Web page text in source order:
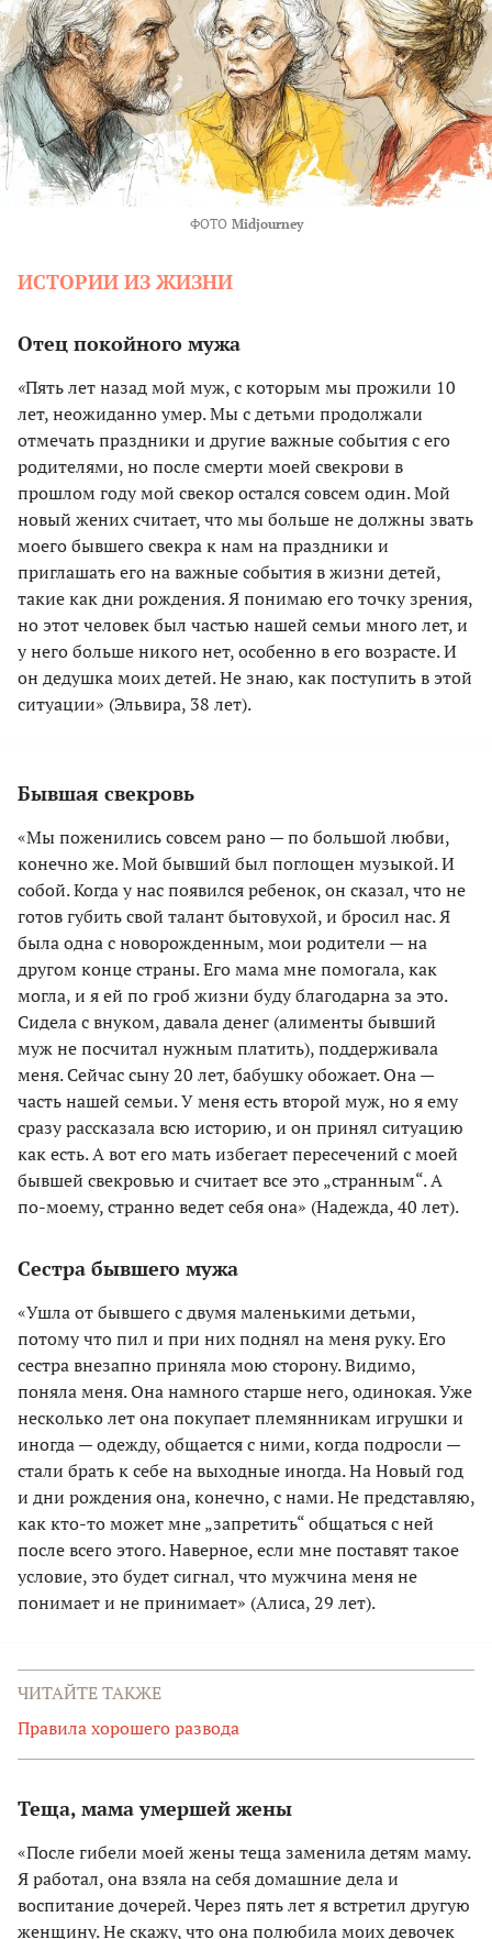
ФОТО Midjourney
ИСТОРИИ ИЗ ЖИЗНИ
Отец покойного мужа
«Пять лет назад мой муж, с которым мы прожили 10
лет, неожиданно умер. Мы с детьми продолжали
отмечать праздники и другие важные события с его
родителями, но после смерти моей свекрови в
прошлом году мой свекор остался совсем один. Мой
новый жених считает, что мы больше не должны звать
моего бывшего свекра к нам на праздники и
приглашать его на важные события в жизни детей,
такие как дни рождения. Я понимаю его точку зрения,
но этот человек был частью нашей семьи много лет, и
у него больше никого нет, особенно в его возрасте. И
он дедушка моих детей. Не знаю, как поступить в этой
ситуации» (Эльвира, 38 лет).
Бывшая свекровь
«Мы поженились совсем рано — по большой любви,
конечно же. Мой бывший был поглощен музыкой. И
собой. Когда у нас появился ребенок, он сказал, что не
готов губить свой талант бытовухой, и бросил нас. Я
была одна с новорожденным, мои родители — на
другом конце страны. Его мама мне помогала, как
могла, и я ей по гроб жизни буду благодарна за это.
Сидела с внуком, давала денег (алименты бывший
муж не посчитал нужным платить), поддерживала
меня. Сейчас сыну 20 лет, бабушку обожает. Она —
часть нашей семьи. У меня есть второй муж, но я ему
сразу рассказала всю историю, и он принял ситуацию
как есть. А вот его мать избегает пересечений с моей
бывшей свекровью и считает все это „странным“. А
по-моему, странно ведет себя она» (Надежда, 40 лет).
Сестра бывшего мужа
«Ушла от бывшего с двумя маленькими детьми,
потому что пил и при них поднял на меня руку. Его
сестра внезапно приняла мою сторону. Видимо,
поняла меня. Она намного старше него, одинокая. Уже
несколько лет она покупает племянникам игрушки и
иногда — одежду, общается с ними, когда подросли —
стали брать к себе на выходные иногда. На Новый год
и дни рождения она, конечно, с нами. Не представляю,
как кто-то может мне „запретить“ общаться с ней
после всего этого. Наверное, если мне поставят такое
условие, это будет сигнал, что мужчина меня не
понимает и не принимает» (Алиса, 29 лет).
ЧИТАЙТЕ ТАКЖЕ
Правила хорошего развода
Теща, мама умершей жены
«После гибели моей жены теща заменила детям маму.
Я работал, она взяла на себя домашние дела и
воспитание дочерей. Через пять лет я встретил другую
женщину. Не скажу, что она полюбила моих девочек